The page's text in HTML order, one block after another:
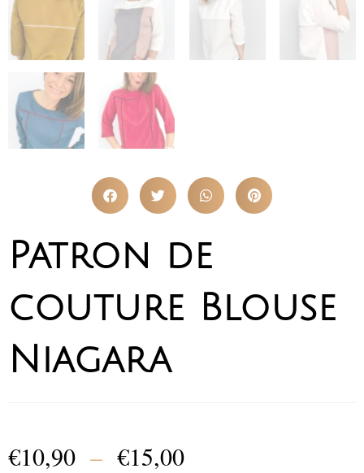
Patron de
couture Blouse
Niagara
€10,90 – €15,00